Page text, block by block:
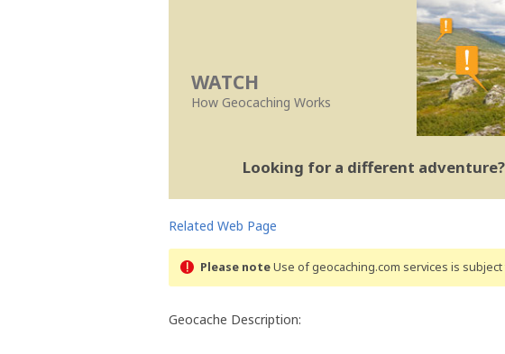
WATCH
How Geocaching Works
Looking for a different adventure?
Related Web Page
Please noteUse of geocaching.com services is
Geocache Description: